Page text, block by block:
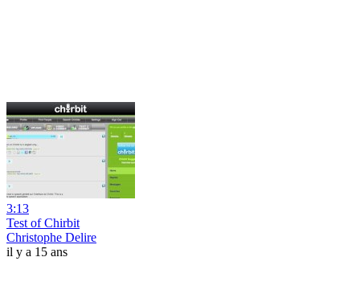
3:13
Test of Chirbit
Christophe Delire
il y a 15 ans